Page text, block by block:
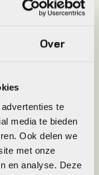
Over
te
media te bieden
Ook delen we
met onze
en analyse. Deze
Marathon E-Plus
2020